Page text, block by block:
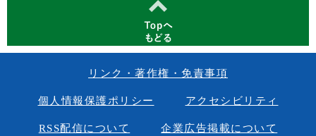
リンク・著作権・免責事項
個人情報保護ポリシー アクセシビリティ
RSS配信について 企業広告掲載について